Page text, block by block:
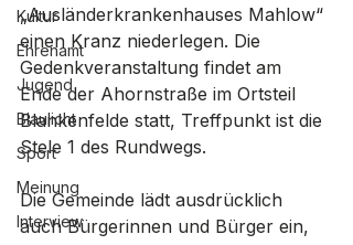
Kultur
Ehrenamt
Jugend
Blaulicht
Sport
Meinung
Interview
„Ausländerkrankenhauses Mahlow“
einen Kranz niederlegen. Die
Gedenkveranstaltung findet am
Ende der Ahornstraße im Ortsteil
Blankenfelde statt, Treffpunkt ist die
Stele 1 des Rundwegs.
Die Gemeinde lädt ausdrücklich
auch Bürgerinnen und Bürger ein,